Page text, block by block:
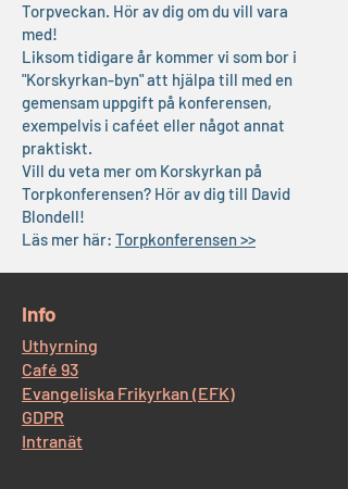
Torpveckan. Hör av dig om du vill vara
med!
Liksom tidigare år kommer vi som bor i
"Korskyrkan-byn" att hjälpa till med en
gemensam uppgift på konferensen,
exempelvis i caféet eller något annat
praktiskt.
Vill du veta mer om Korskyrkan på
Torpkonferensen? Hör av dig till David
Blondell!
Läs mer här: Torpkonferensen >>
​Info
Uthyrning
Café 93
Evangeliska Frikyrkan (EFK)
GDPR
Intranät